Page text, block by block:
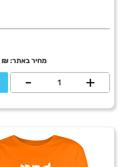
מחיר באתר:₪
+
כמות
worry
jewish
-